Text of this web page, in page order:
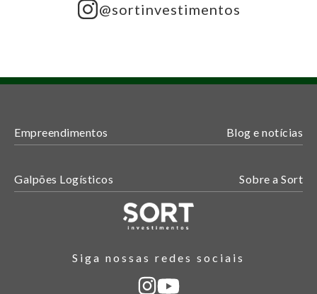
@sortinvestimentos
Empreendimentos Blog e notícias
Galpões Logísticos Sobre a Sort
Siga nossas redes sociais